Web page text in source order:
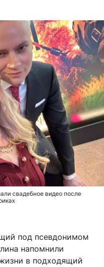
свадебное видео после
под псевдонимом
напомнили
в подходящий